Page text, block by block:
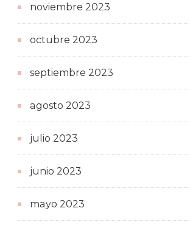
noviembre 2023
octubre 2023
septiembre 2023
agosto 2023
julio 2023
junio 2023
mayo 2023